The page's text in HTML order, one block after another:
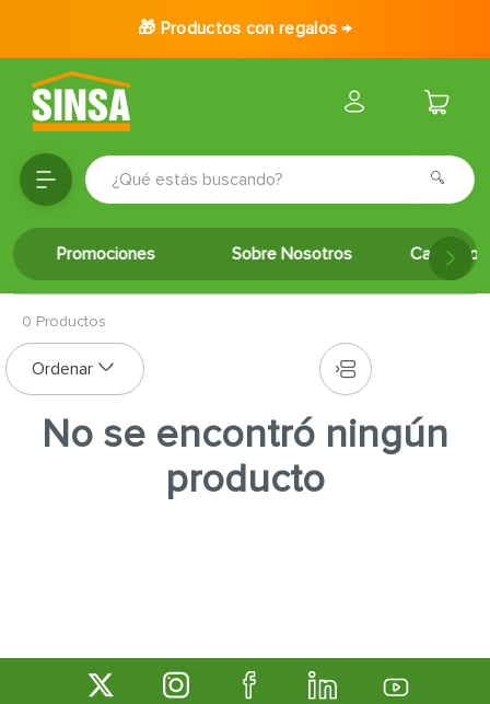
🎁 Productos con regalos →
¿Qué estás buscando?
Promociones Sobre Nosotros Catálogo
0 Productos
No se encontró ningún
producto
TÉRMINOS MÁS BUSCADOS
1.
porcelanato
2.
ceramica
baldosa
cerradura
6.
fachaleta
7.
inodoro